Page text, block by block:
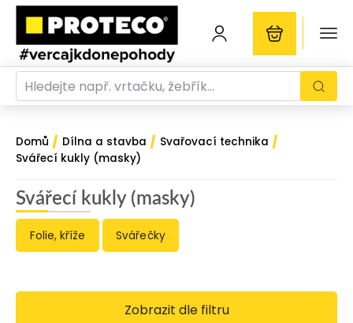
Domů / Dílna a stavba / Svařovací technika /
Svářecí kukly (masky)
Svářecí kukly (masky)
Folie, kříže Svářečky
Zobrazit dle filtru